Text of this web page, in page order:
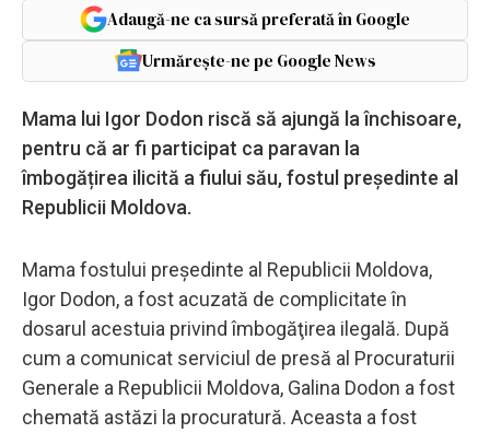
Adaugă-ne ca sursă preferată în Google
Urmărește-ne pe Google News
Mama lui Igor Dodon riscă să ajungă la închisoare,
pentru că ar fi participat ca paravan la
îmbogățirea ilicită a fiului său, fostul președinte al
Republicii Moldova.
Mama fostului preşedinte al Republicii Moldova,
Igor Dodon, a fost acuzată de complicitate în
dosarul acestuia privind îmbogăţirea ilegală. După
cum a comunicat serviciul de presă al Procuraturii
Generale a Republicii Moldova, Galina Dodon a fost
chemată astăzi la procuratură. Aceasta a fost